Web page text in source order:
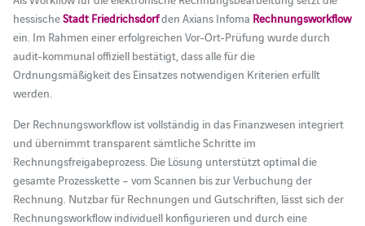
hessischeStadt Friedrichsdorfden Axians Infoma Rechnungsworkflow
ein. Im Rahmen einer erfolgreichen Vor-Ort-Prüfung wurde durch
audit-kommunal offiziell bestätigt, dass alle für die
Ordnungsmäßigkeit des Einsatzes notwendigen Kriterien erfüllt
werden.
Der Rechnungsworkflow ist vollständig in das Finanzwesen integriert
und übernimmt transparent sämtliche Schritte im
Rechnungsfreigabeprozess. Die Lösung unterstützt optimal die
gesamte Prozesskette – vom Scannen bis zur Verbuchung der
Rechnung. Nutzbar für Rechnungen und Gutschriften, lässt sich der
Rechnungsworkflow individuell konfigurieren und durch eine